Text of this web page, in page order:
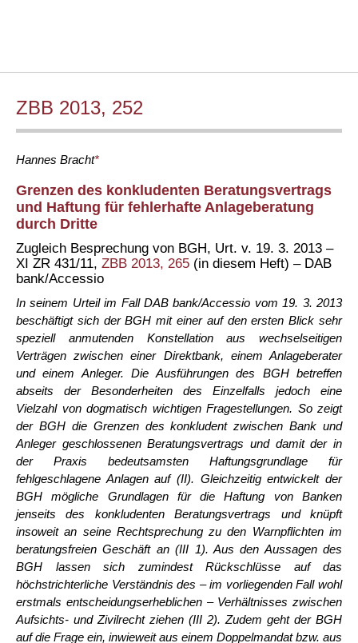
ZBB 2013, 252
Hannes Bracht*
Grenzen des konkludenten Beratungsvertrags
und Haftung für fehlerhafte Anlageberatung
durch Dritte
Zugleich Besprechung von BGH, Urt. v. 19. 3. 2013 –
XI ZR 431/11, ZBB 2013, 265 (in diesem Heft) – DAB
bank/Accessio
In seinem Urteil im Fall DAB bank/Accessio vom 19. 3. 2013
beschäftigt sich der BGH mit einer auf den ersten Blick sehr
speziell anmutenden Konstellation aus wechselseitigen
Verträgen zwischen einer Direktbank, einem Anlageberater
und einem Anleger. Die Ausführungen des BGH betreffen
abseits der Besonderheiten des Einzelfalls jedoch eine
Vielzahl von dogmatisch wichtigen Fragestellungen. So zeigt
der BGH die Grenzen des konkludent zwischen Bank und
Anleger geschlossenen Beratungsvertrags und damit der in
der Praxis bedeutsamsten Haftungsgrundlage für
fehlgeschlagene Anlagen auf (II). Gleichzeitig entwickelt der
BGH mögliche Grundlagen für die Haftung von Banken
jenseits des konkludenten Beratungsvertrags und knüpft
insoweit an seine Rechtsprechung zu den Warnpflichten im
beratungsfreien Geschäft an (III 1). Aus den Aussagen des
BGH lassen sich zumindest Rückschlüsse auf das
höchstrichterliche Verständnis des – im vorliegenden Fall wohl
erstmals entscheidungserheblichen – Verhältnisses zwischen
Aufsichts- und Zivilrecht ziehen (III 2). Zudem geht der BGH
auf die Frage ein, inwieweit aus einem Doppelmandat bzw. aus